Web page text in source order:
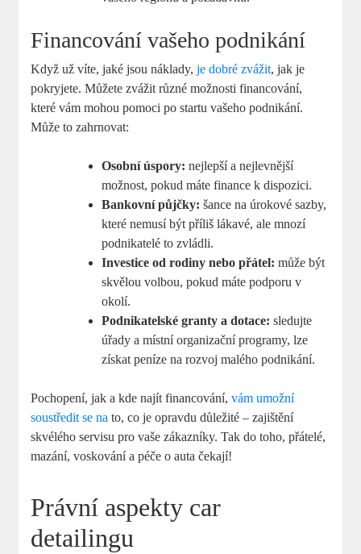
Financování vašeho podnikání
Když už víte, jaké jsou náklady,je dobré zvážit, jak je
pokryjete. Můžete zvážit různé možnosti financování,
které‌ vám mohou pomoci po startu vašeho podnikání. ​
Může to zahrnovat:
Osobní úspory: nejlepší a⁤ nejlevnější
možnost, pokud máte ​finance ⁣k dispozici.
Bankovní půjčky: ⁢šance na ​úrokové sazby,
⁤které nemusí být příliš lákavé, ale mnozí
podnikatelé to ⁣zvládli.
Investice od rodiny⁤ nebo přátel: může být
skvělou‍ volbou, pokud máte podporu v
‌okolí.
Podnikatelské⁢ granty a dotace: sledujte
úřady ‍a místní organizační programy, lze
získat peníze na rozvoj malého podnikání.
Pochopení, jak a kde najít financování,vám umožní
soustředit se na to, co je⁢ opravdu důležité⁢ – ⁢zajištění‌
skvélého servisu pro vaše zákazníky. Tak do toho, přátelé,
mazání,‌ voskování a péče o auta čekají!
Právní aspekty car
detailingu